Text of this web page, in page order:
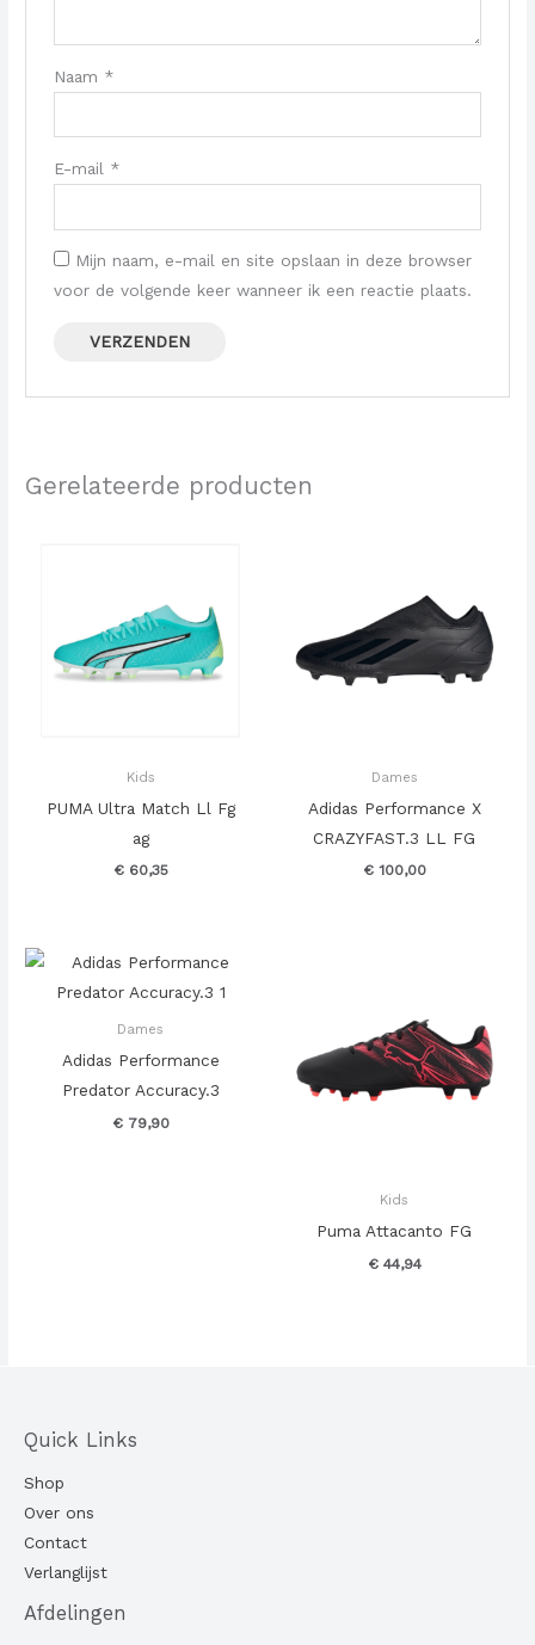
Naam *
E-mail *
Mijn naam, e-mail en site opslaan in deze browser
voor de volgende keer wanneer ik een reactie plaats.
Gerelateerde producten
Kids
PUMA Ultra Match Ll Fg
ag
€60,35
Dames
Adidas Performance X
CRAZYFAST.3 LL FG
€100,00
Dames
Adidas Performance
Predator Accuracy.3
€79,90
Kids
Puma Attacanto FG
€44,94
Quick Links
Shop
Over ons
Contact
Verlanglijst
Afdelingen